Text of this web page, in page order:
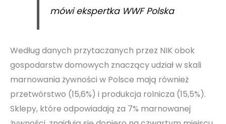
mówi ekspertka WWF Polska
Według danych przytaczanych przez NIK obok
gospodarstw domowych znaczący udział w skali
marnowania żywności w Polsce mają również
przetwórstwo (15,6%) i produkcja rolnicza (15,5%).
Sklepy, które odpowiadają za 7% marnowanej